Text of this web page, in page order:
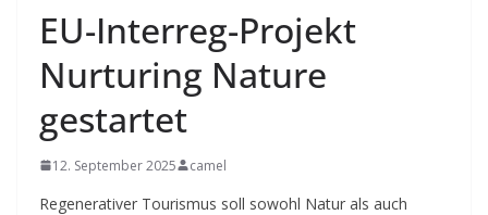
EU-Interreg-Projekt
Nurturing Nature
gestartet
12. September 2025 camel
Regenerativer Tourismus soll sowohl Natur als auch